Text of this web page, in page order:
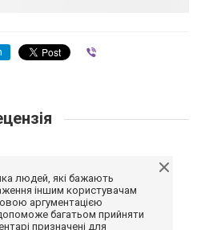
людей, які бажають
іншим користувачам
аргументацією
багатьом прийняти
призначені для